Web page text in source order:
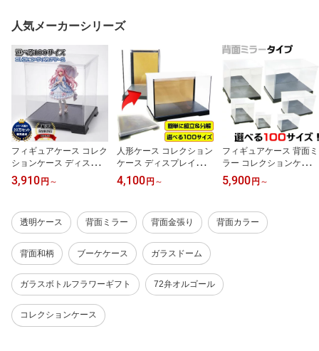
る伝統的な和柄 透明 卓
上 スクエア 組み立て式
プラスチック 市松模様
麻葉模様 鱗模様 和柄 フ
ェアリーランドケース
人気メーカーシリーズ
フィギュアケース コレク
ションケース ディスプレ
イケース 人形ケース フ
ェアリーランド ケース
2cm/36cm/40cm/45cm/5
0cm/55cm/60cm/64cm/7
0cm 卓上 ホビー 収納 ブ
ーケケース ミニカーケー
ス フィギュア 透明 クリ
ア ケース 組み立て式 持
ち運び 軽量
3,910 円 ～
人形ケース コレクション
ケース ディスプレイケー
ス 背面金張り 幅32cm 奥
行32cm 高さ32cm 36cm
60cm 64cm 70cm【選べ
る100サイズ】雛人形 五
月人形 ウェイトドール
体重ベア ぬいぐるみ ブ
ーケ フラワーケース 折
りたたみ式 軽量 プラス
チック
4,100 円 ～
フィギュアケース 背面ミ
ラー コレクションケース
幅32cm×奥行32cm×高32
cm/36cm/40cm/45cm/50
cm 卓上 鏡 フィギュアケ
ース コレクションラック
フィギュアラック コレク
持ち運び
5,900 円 ～
透明ケース 背面ミラー 背面金張り 背面カラー
背面和柄 ブーケケース ガラスドーム
ガラスボトルフラワーギフト 72弁オルゴール
コレクションケース